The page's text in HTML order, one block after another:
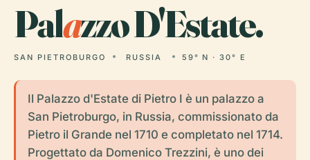
Palazzo D'Estate.
SAN PIETROBURGO RUSSIA 59° N · 30° E
Il Palazzo d'Estate di Pietro I è un palazzo a
San Pietroburgo, in Russia, commissionato da
Pietro il Grande nel 1710 e completato nel 1714.
Progettato da Domenico Trezzini, è uno dei